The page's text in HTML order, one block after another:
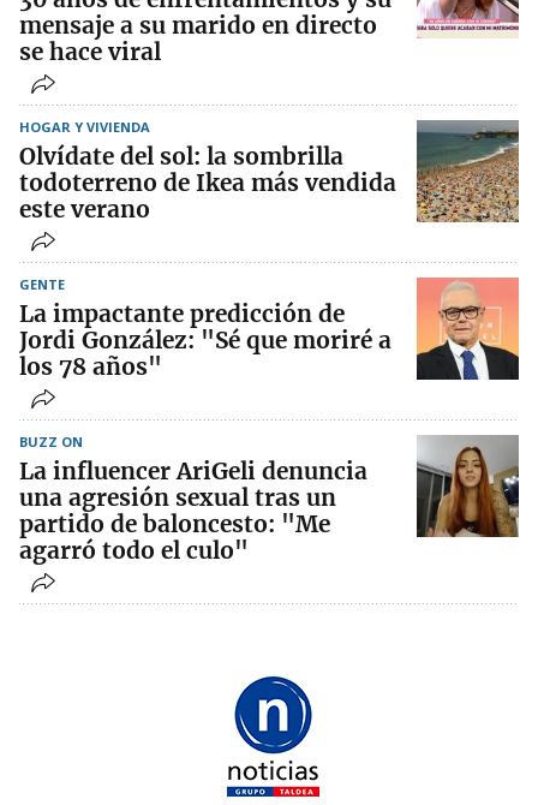
mensaje a su marido en directo
se hace viral
HOGAR Y VIVIENDA
Olvídate del sol: la sombrilla
todoterreno de Ikea más vendida
este verano
GENTE
La impactante predicción de
Jordi González: "Sé que moriré a
los 78 años"
BUZZ ON
La influencer AriGeli denuncia
una agresión sexual tras un
partido de baloncesto: "Me
agarró todo el culo"